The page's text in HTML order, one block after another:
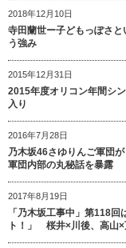
2018年12月10日
寺田蘭世ー子どもっぽさ
う強み
2015年12月31日
2015年度オリコン年間シ
入り
2016年7月28日
乃木坂46さゆりんご軍団
軍団内部の丸秘話を暴露
2017年8月19日
「乃木坂工事中」第118
ト！」 桜井×川後、高山×